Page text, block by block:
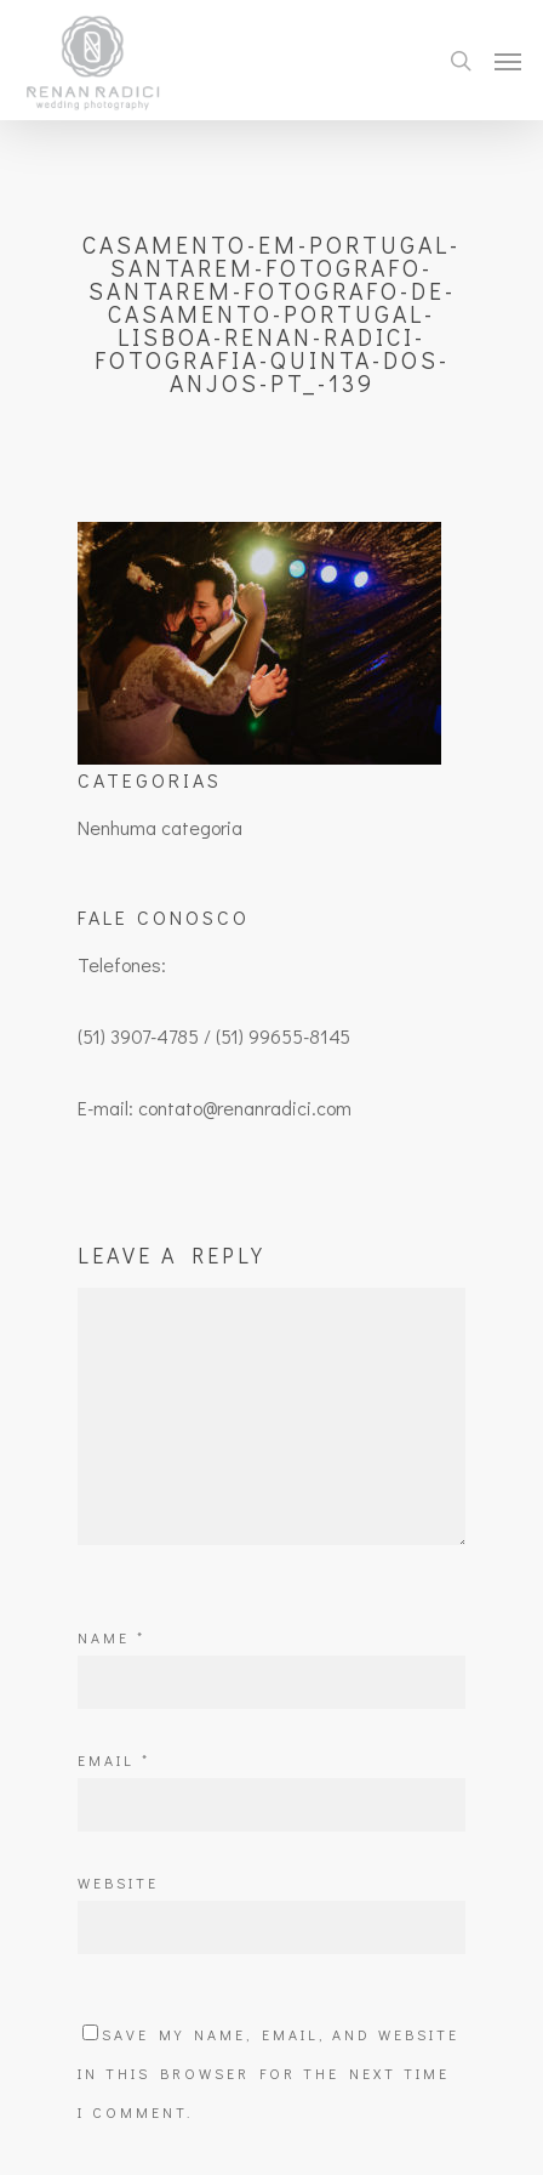
CASAMENTO-EM-PORTUGAL-
SANTAREM-FOTOGRAFO-
SANTAREM-FOTOGRAFO-DE-
CASAMENTO-PORTUGAL-
LISBOA-RENAN-RADICI-
FOTOGRAFIA-QUINTA-DOS-
ANJOS-PT_-139
CATEGORIAS
Nenhuma categoria
FALE CONOSCO
Telefones:
(51) 3907-4785 / (51) 99655-8145
E-mail: contato@renanradici.com
LEAVE A REPLY
NAME *
EMAIL *
WEBSITE
SAVE MY NAME, EMAIL, AND WEBSITE
IN THIS BROWSER FOR THE NEXT TIME
I COMMENT.